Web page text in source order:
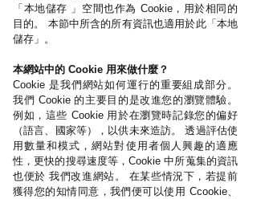
「本地儲存 」空間也作為 Cookie，用於相同的
目的。 本節中所含的所有資訊也適用於此「本地
儲存」。
本網站中的 Cookie 用來做什麼？
Cookie 是我們網站如何運行的重要組成部分。
我們 Cookie 的主要目的是改進您的瀏覽體驗。
例如，這些 Cookie 用於在瀏覽時記錄您的偏好
（語言、國家等），以供未來造訪。 透過評估使
用數量和模式，網站對使用者個人興趣的適應
性，更快的搜尋速度等，Cookie 中所蒐集的資訊
也便於 我們改進網站。 在某些情況下，若提前
獲得您的知情同意，我們便可以使用 Ccookie、